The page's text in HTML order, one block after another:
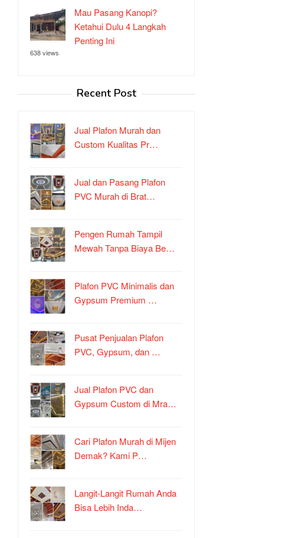
Mau Pasang Kanopi?
Ketahui Dulu 4 Langkah
Penting Ini
638 views
Recent Post
Jual Plafon Murah dan
Custom Kualitas Pr…
Jual dan Pasang Plafon
PVC Murah di Brat…
Pengen Rumah Tampil
Mewah Tanpa Biaya Be…
Plafon PVC Minimalis dan
Gypsum Premium …
Pusat Penjualan Plafon
PVC, Gypsum, dan …
Jual Plafon PVC dan
Gypsum Custom di Mra…
Cari Plafon Murah di Mijen
Demak? Kami P…
Langit-Langit Rumah Anda
Bisa Lebih Inda…